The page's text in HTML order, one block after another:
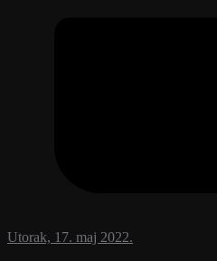
Utorak, 17. maj 2022.